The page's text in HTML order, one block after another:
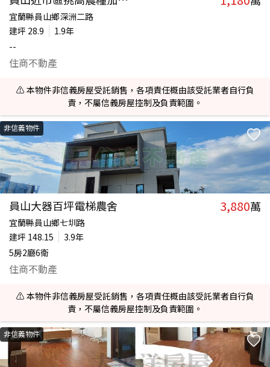
宜蘭縣員山鄉深洲二路
建坪 28.9
1.9年
--
住商不動產
⚠️ 本物件非信義房屋受託銷售，各項責任概由該受託業者自行負
責，不屬信義房屋控制及負責範圍。
非信義物件
員山大器百坪電梯農舍 3,880萬
宜蘭縣員山鄉七圳路
建坪 148.15
3.9年
5房2廳6衛
住商不動產
⚠️ 本物件非信義房屋受託銷售，各項責任概由該受託業者自行負
責，不屬信義房屋控制及負責範圍。
非信義物件